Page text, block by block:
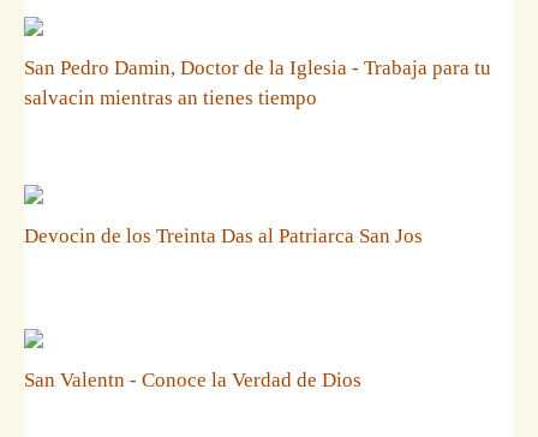
San Pedro Damin, Doctor de la Iglesia - Trabaja para tu
salvacin mientras an tienes tiempo
Devocin de los Treinta Das al Patriarca San Jos
San Valentn - Conoce la Verdad de Dios